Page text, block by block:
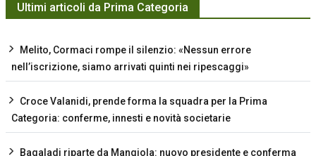
Ultimi articoli da Prima Categoria
Melito, Cormaci rompe il silenzio: «Nessun errore
nell’iscrizione, siamo arrivati quinti nei ripescaggi»
Croce Valanidi, prende forma la squadra per la Prima
Categoria: conferme, innesti e novità societarie
Bagaladi riparte da Mangiola: nuovo presidente e conferma